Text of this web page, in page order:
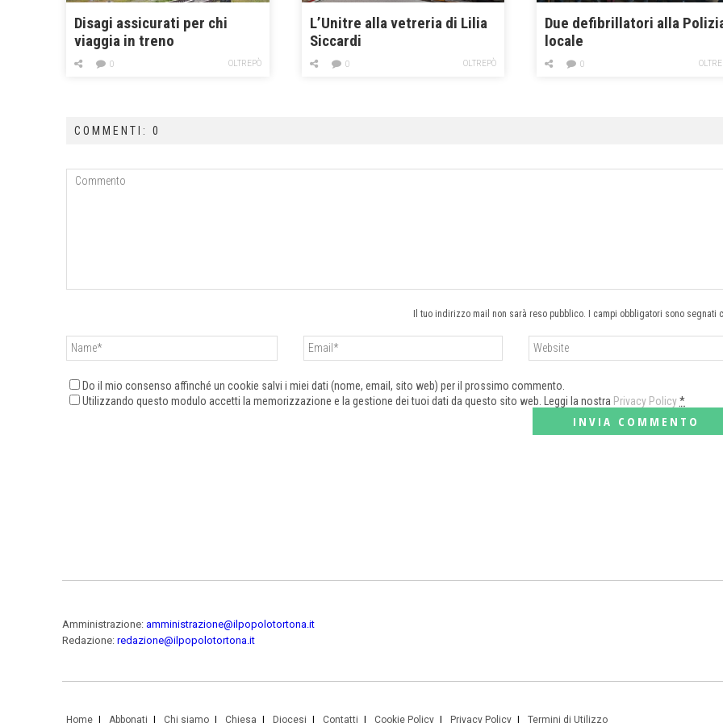
Disagi assicurati per chi
viaggia in treno
OLTREPÒ
0
L’Unitre alla vetreria di Lilia
Siccardi
OLTREPÒ
0
Due defibrillatori alla
locale
0
COMMENTI: 0
Il tuo indirizzo mail non sarà reso pubblico. I campi obbligatori sono segnati
Do il mio consenso affinché un cookie salvi i miei dati (nome, email, sito web) per il prossimo commento.
Utilizzando questo modulo accetti la memorizzazione e la gestione dei tuoi dati da questo sito web. Leggi la nostra Privacy Policy*
Amministrazione: amministrazione@ilpopolotortona.it
Redazione: redazione@ilpopolotortona.it
Home Abbonati Chi siamo Chiesa Diocesi Contatti Cookie Policy Privacy Policy Termini di Utilizzo